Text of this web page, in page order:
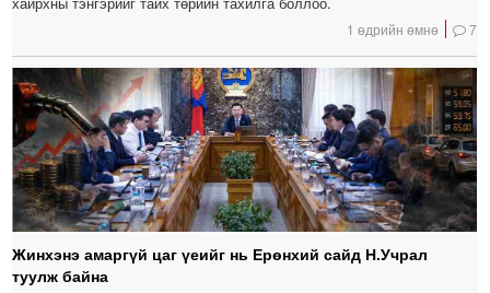
1 өдрийн өмнө 7
Жинхэнэ амаргүй цаг үеийг нь Ерөнхий сайд Н.Учрал
туулж байна